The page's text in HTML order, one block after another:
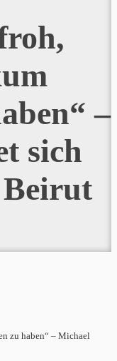
–
sich
zu haben“ – Michael